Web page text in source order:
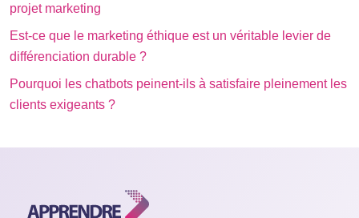
projet marketing
Est-ce que le marketing éthique est un véritable levier de
différenciation durable ?
Pourquoi les chatbots peinent-ils à satisfaire pleinement les
clients exigeants ?